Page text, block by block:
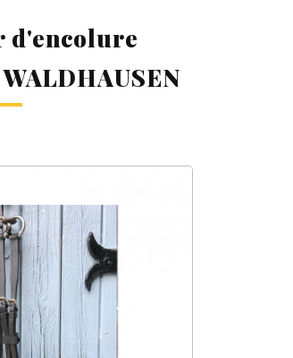
d'encolure